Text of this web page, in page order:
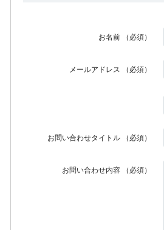
お名前 （必須）
メールアドレス
（必須）
お問い合わせタイトル （必須）
お問い合わせ内容 （必須）